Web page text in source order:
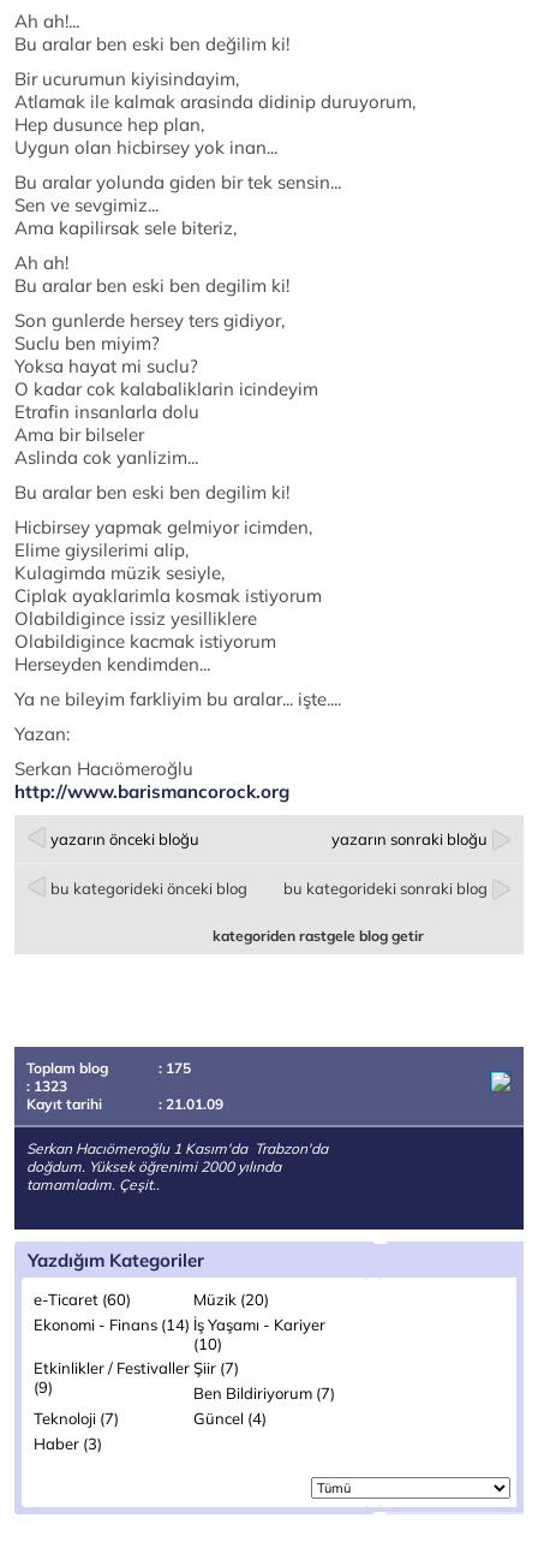
Ah ah!...
Bu aralar ben eski ben değilim ki!
Bir ucurumun kiyisindayim,
Atlamak ile kalmak arasinda didinip duruyorum,
Hep dusunce hep plan,
Uygun olan hicbirsey yok inan...
Bu aralar yolunda giden bir tek sensin...
Sen ve sevgimiz...
Ama kapilirsak sele biteriz,
Ah ah!
Bu aralar ben eski ben degilim ki!
Son gunlerde hersey ters gidiyor,
Suclu ben miyim?
Yoksa hayat mi suclu?
O kadar cok kalabaliklarin icindeyim
Etrafin insanlarla dolu
Ama bir bilseler
Aslinda cok yanlizim...
Bu aralar ben eski ben degilim ki!
Hicbirsey yapmak gelmiyor icimden,
Elime giysilerimi alip,
Kulagimda müzik sesiyle,
Ciplak ayaklarimla kosmak istiyorum
Olabildigince issiz yesilliklere
Olabildigince kacmak istiyorum
Herseyden kendimden...
Ya ne bileyim farkliyim bu aralar... işte....
Yazan:
Serkan Hacıömeroğlu
http://www.barismancorock.org
yazarın önceki bloğu yazarın sonraki bloğu
bu kategorideki önceki blog bu kategorideki sonraki blog
kategoriden rastgele blog getir
Toplam blog
: 175
: 1323
Kayıt tarihi
: 21.01.09
Serkan Hacıömeroğlu 1 Kasım'da Trabzon'da
doğdum. Yüksek öğrenimi 2000 yılında
tamamladım. Çeşit..
Yazdığım Kategoriler
e-Ticaret (60)
Müzik (20)
Ekonomi - Finans (14) İş Yaşamı - Kariyer
(10)
Etkinlikler / Festivaller
(9)
Şiir (7)
Ben Bildiriyorum (7)
Teknoloji (7)
Güncel (4)
Haber (3)